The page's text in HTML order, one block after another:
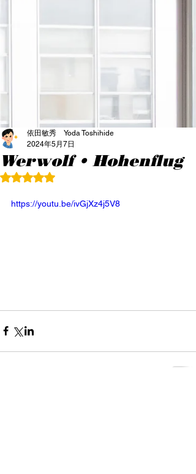
Werwolf • Hohenflug
依田敏秀 Yoda Toshihide
2024年5月7日
5つ星のうちNaNと評価されています。
https://youtu.be/ivGjXz4j5V8